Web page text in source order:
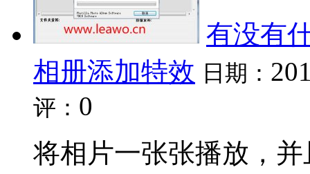
有没有
相册添加特效 日期：
评： 0
将相片一张张播放，